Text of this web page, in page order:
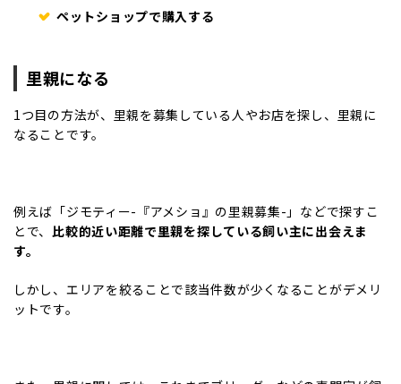
ペットショップで購入する
里親になる
1つ目の方法が、里親を募集している人やお店を探し、里親に
なることです。
例えば 「ジモティー-『アメショ』の里親募集-」 などで探すこ
とで、 比較的近い距離で里親を探している飼い主に出会えま
す。
しかし、エリアを絞ることで該当件数が少くなることがデメリ
ットです。